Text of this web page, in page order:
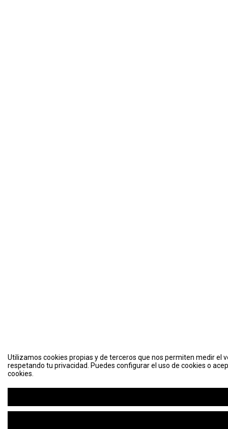
Utilizamos cookies propias y de terceros que nos permiten medir el
respetando tu privacidad. Puedes configurar el uso de cookies o
cookies.